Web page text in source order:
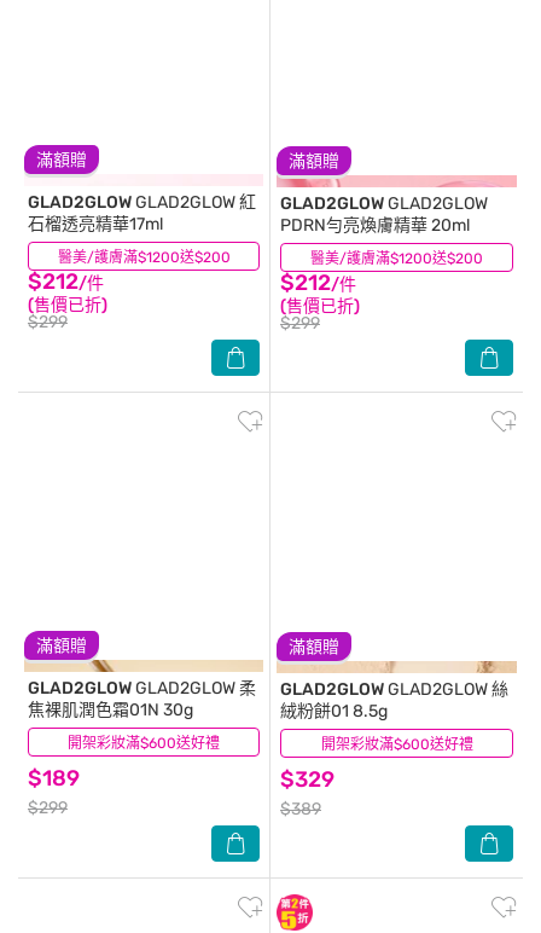
滿額贈
醫美/護膚滿$1200送$200
GLAD2GLOWGLAD2GLOW 紅
石榴透亮精華17ml
$212/件
(售價已折)
$299
(0)
滿額贈
醫美/護膚滿$1200送$200
GLAD2GLOWGLAD2GLOW
PDRN勻亮煥膚精華 20ml
$212/件
(售價已折)
$299
(0)
滿額贈
開架彩妝滿$600送好禮
GLAD2GLOWGLAD2GLOW 柔
焦裸肌潤色霜01N 30g
$189
$299
(0)
滿額贈
開架彩妝滿$600送好禮
GLAD2GLOWGLAD2GLOW 絲
絨粉餅01 8.5g
$329
$389
(0)